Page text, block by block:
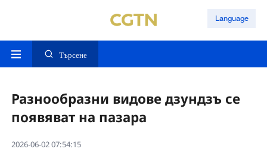
Language
Търсене
Разнообразни видове дзундзъ се
появяват на пазара
2026-06-02 07:54:15